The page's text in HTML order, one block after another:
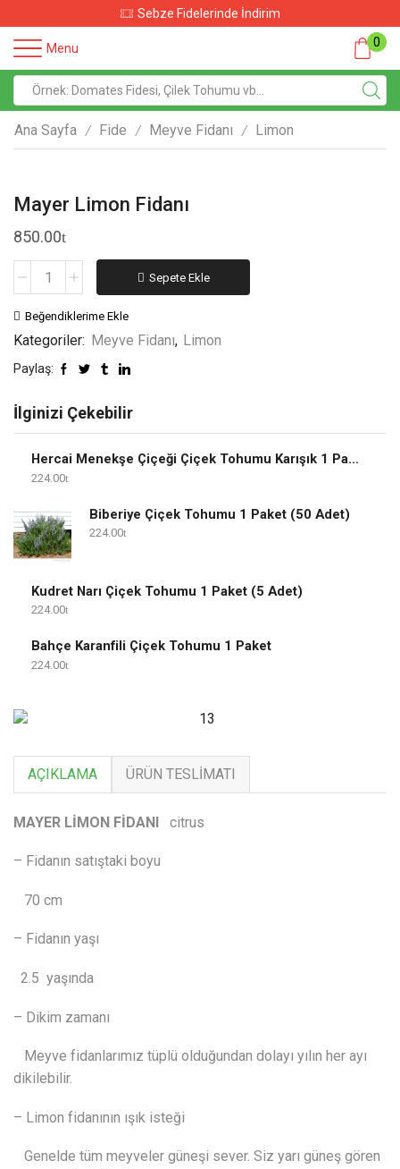
Sebze Fidelerinde İndirim
Menu 0
Ana Sayfa / Fide / Meyve Fidanı / Limon
Mayer Limon Fidanı
850.00
Sepete Ekle
Beğendiklerime Ekle
Kategoriler: Meyve Fidanı, Limon
Paylaş:
İlginizi Çekebilir
Hercai Menekşe Çiçeği Çiçek Tohumu Karışık 1 Paket
224.00
Biberiye Çiçek Tohumu 1 Paket (50 Adet)
224.00
Kudret Narı Çiçek Tohumu 1 Paket (5 Adet)
224.00
Bahçe Karanfili Çiçek Tohumu 1 Paket
224.00
AÇIKLAMA ÜRÜN TESLIMATI
MAYER LİMON FİDANI citrus
– Fidanın satıştaki boyu
70 cm
– Fidanın yaşı
2.5 yaşında
– Dikim zamanı
Meyve fidanlarımız tüplü olduğundan dolayı yılın her ayı
dikilebilir.
– Limon fidanının ışık isteği
Genelde tüm meyveler güneşi sever. Siz yarı güneş gören